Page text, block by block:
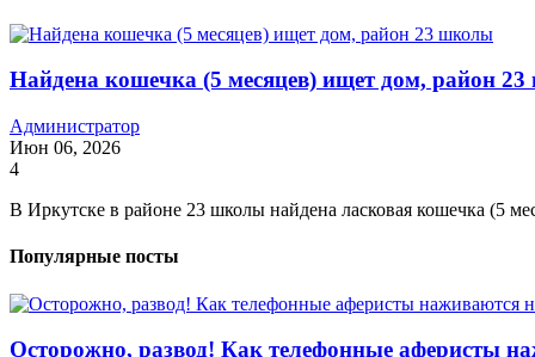
Найдена кошечка (5 месяцев) ищет дом, район
Администратор
Июн 06, 2026
4
В Иркутске в районе 23 школы найдена ласковая кошечка (5
Популярные посты
Осторожно, развод! Как телефонные аферисты